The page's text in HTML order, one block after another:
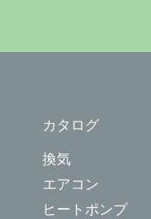
カタログ
換気
エアコン
ヒートポンプ